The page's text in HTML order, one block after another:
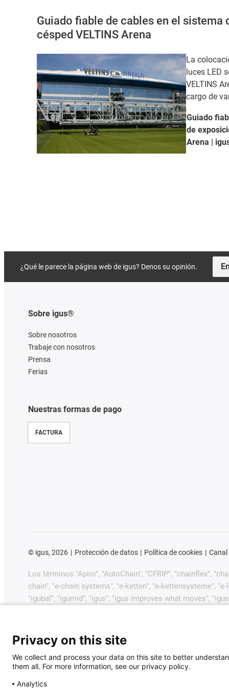
Guiado fiable de cables en el sistema
césped VELTINS Arena
La
luces LED
VELTINS
cargo de
Guiado
de
Arena |
¿Qué le parece la página web de igus? Denos su opinión.
Sobre igus®
Sobre nosotros
Trabaje con nosotros
Prensa
Ferias
Nuestras formas de pago
FACTURA
© igus, 2026 Protección de datos Política de cookies Canal
Los términos "Apiro", "AutoChain", "CFRIP", "chainflex",
chain", "e-chain systems", "e-ketten", "e-kettensysteme",
"igubal", "igumid", "igus", "igus improves what moves",
GmbH/Colonia en la República Federal de Alemania y
comerciales pendientes o marcas comerciales
igus® GmbH desea señalar que no vende productos de
Jetter, Lenze, LinMot, LTi DRiVES, Mitsubishi, NUM,
Privacy on this site
We collect and process your data on this site to better
them all. For more information, see our privacy policy.
Analytics